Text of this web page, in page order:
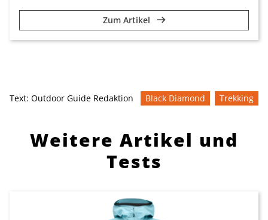
Zum Artikel
Text: Outdoor Guide Redaktion Black Diamond Trekking
Weitere Artikel und
Tests